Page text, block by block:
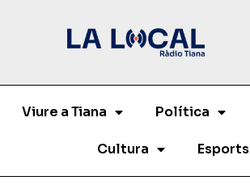
Viure a Tiana Política
Cultura Esports